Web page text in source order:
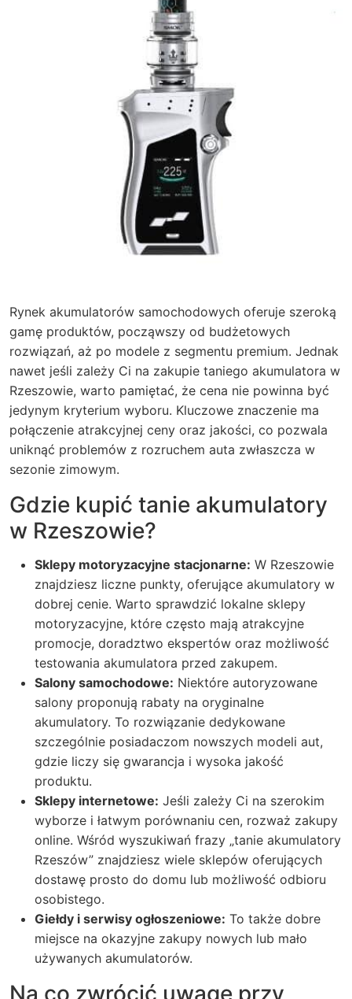
Rynek akumulatorów samochodowych oferuje szeroką
gamę produktów, począwszy od budżetowych
rozwiązań, aż po modele z segmentu premium. Jednak
nawet jeśli zależy Ci na zakupie taniego akumulatora w
Rzeszowie, warto pamiętać, że cena nie powinna być
jedynym kryterium wyboru. Kluczowe znaczenie ma
połączenie atrakcyjnej ceny oraz jakości, co pozwala
uniknąć problemów z rozruchem auta zwłaszcza w
sezonie zimowym.
Gdzie kupić tanie akumulatory
w Rzeszowie?
Sklepy motoryzacyjne stacjonarne: W Rzeszowie
znajdziesz liczne punkty, oferujące akumulatory w
dobrej cenie. Warto sprawdzić lokalne sklepy
motoryzacyjne, które często mają atrakcyjne
promocje, doradztwo ekspertów oraz możliwość
testowania akumulatora przed zakupem.
Salony samochodowe: Niektóre autoryzowane
salony proponują rabaty na oryginalne
akumulatory. To rozwiązanie dedykowane
szczególnie posiadaczom nowszych modeli aut,
gdzie liczy się gwarancja i wysoka jakość
produktu.
Sklepy internetowe: Jeśli zależy Ci na szerokim
wyborze i łatwym porównaniu cen, rozważ zakupy
online. Wśród wyszukiwań frazy „tanie akumulatory
Rzeszów” znajdziesz wiele sklepów oferujących
dostawę prosto do domu lub możliwość odbioru
osobistego.
Giełdy i serwisy ogłoszeniowe: To także dobre
miejsce na okazyjne zakupy nowych lub mało
używanych akumulatorów.
Na co zwrócić uwagę przy